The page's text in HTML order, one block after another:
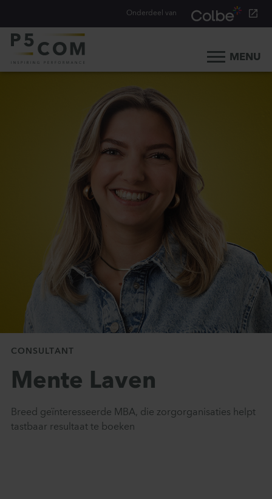
Onderdeel van
MENU
Werken bij P5COM
Alle consultancy vacatures
Traineeship Consultancy
Contact
CONSULTANT
Mente Laven
Breed geïnteresseerde MBA, die zorgorganisaties helpt
tastbaar resultaat te boeken